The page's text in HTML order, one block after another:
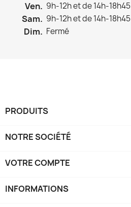
Ven. 9h-12h et de 14h-18h45
Sam. 9h-12h et de 14h-18h45
Dim. Fermé
PRODUITS
NOTRE SOCIÉTÉ
VOTRE COMPTE
INFORMATIONS